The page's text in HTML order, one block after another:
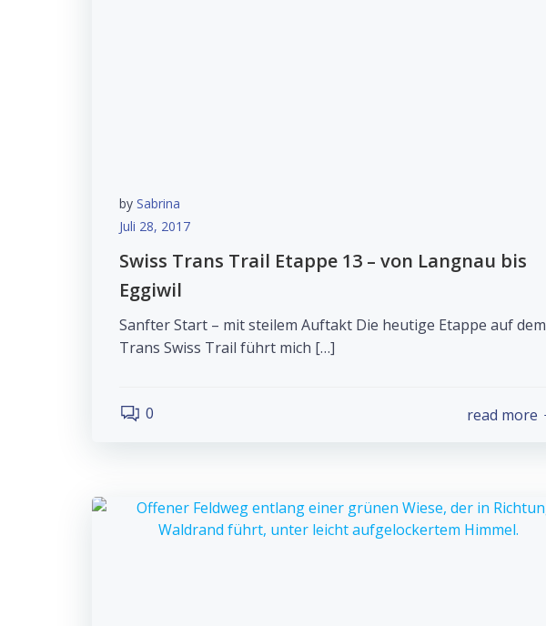
by Sabrina
Juli 28, 2017
Swiss Trans Trail Etappe 13 – von Langnau bis
Eggiwil
Sanfter Start – mit steilem Auftakt Die heutige Etappe auf dem
Trans Swiss Trail führt mich […]
0 read more